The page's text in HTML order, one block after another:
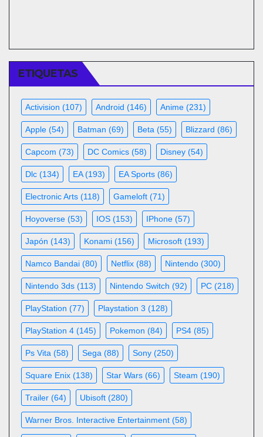
ETIQUETAS
Activision (107) Android (146) Anime (231)
Apple (54) Batman (69) Beta (55) Blizzard (86)
Capcom (73) DC Comics (58) Disney (54)
Dlc (134) EA(193) EA Sports (86)
Electronic Arts (118) Gameloft (71)
Hoyoverse (53) IOS (153) IPhone (57)
Japón (143) Konami (156) Microsoft (193)
Namco Bandai (80) Netflix (88) Nintendo (300)
Nintendo 3ds (113) Nintendo Switch (92) PC (218)
PlayStation (77) Playstation 3 (128)
PlayStation 4 (145) Pokemon (84) PS4 (85)
Ps Vita (58) Sega (88) Sony (250)
Square Enix (138) Star Wars (66) Steam (190)
Trailer (64) Ubisoft (280)
Warner Bros. Interactive Entertainment (58)